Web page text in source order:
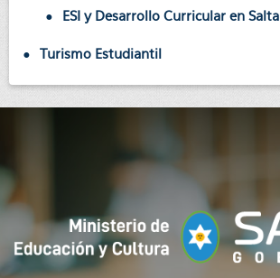
ESI y Desarrollo Curricular en Salta
Turismo Estudiantil